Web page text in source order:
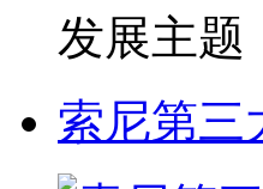
发展主题
索尼第三